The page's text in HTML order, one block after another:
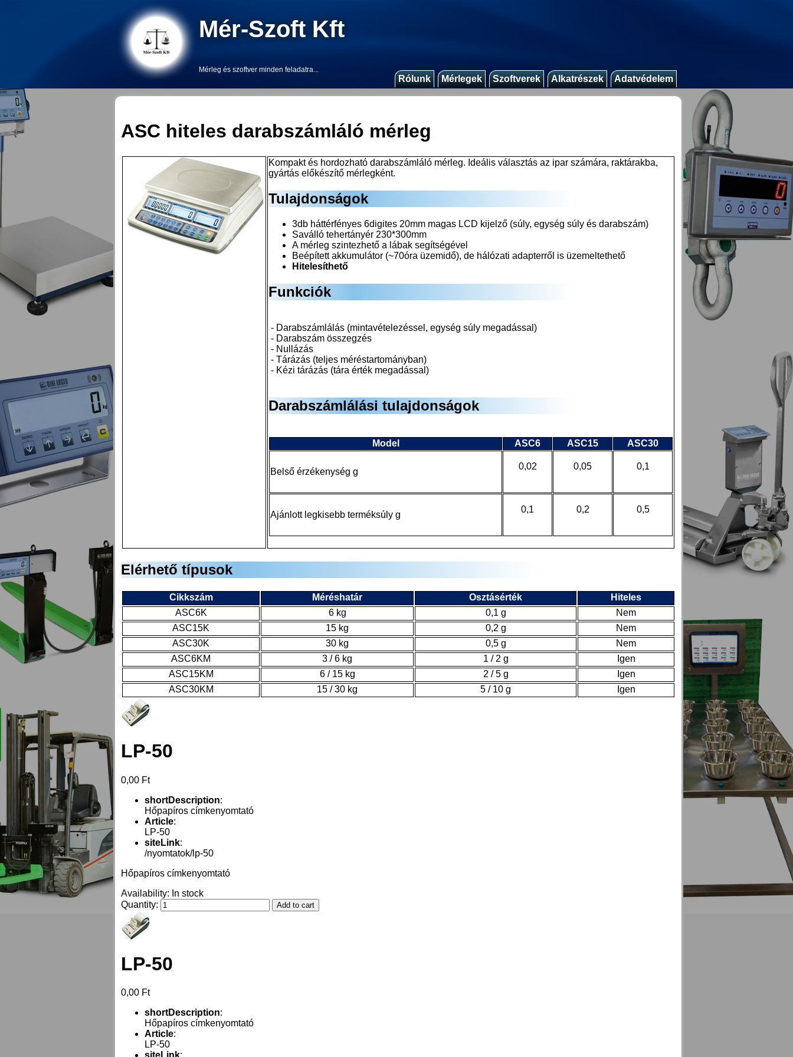
Mér-Szoft Kft
Mérleg és szoftver minden feladatra...
Rólunk Mérlegek Szoftverek Alkatrészek Adatvédelem
ASC hiteles darabszámláló mérleg
Kompakt és hordozható darabszámláló mérleg. Ideális választás az ipar számára, raktárakba,
gyártás előkészítő mérlegként.
Tulajdonságok
3db háttérfényes 6digites 20mm magas LCD kijelző (súly, egység súly és darabszám)
Saválló tehertányér 230*300mm
A mérleg szintezhető a lábak segítségével
Beépített akkumulátor (~70óra üzemidő), de hálózati adapterről is üzemeltethető
Hitelesíthető
Funkciók
- Darabszámlálás (mintavételezéssel, egység súly megadással)
- Darabszám összegzés
- Nullázás
- Tárázás (teljes méréstartományban)
- Kézi tárázás (tára érték megadással)
Darabszámlálási tulajdonságok
Model ASC6 ASC15 ASC30
Belső érzékenység g
0,02 0,05 0,1
Ajánlott legkisebb terméksúly g
0,1 0,2 0,5
Elérhető típusok
Cikkszám Méréshatár Osztásérték
Hiteles
ASC6K
6 kg 0,1 g
Nem
ASC15K
15 kg 0,2 g
Nem
ASC30K
30 kg 0,5 g
Nem
ASC6KM
3 / 6 kg 1 / 2 g
Igen
ASC15KM
6 / 15 kg 2 / 5 g
Igen
ASC30KM
15 / 30 kg 5 / 10 g Igen
LP-50
0,00 Ft
shortDescription:
Hőpapíros címkenyomtató
Article:
LP-50
siteLink:
/nyomtatok/lp-50
Hőpapíros címkenyomtató
Availability: In stock
Quantity:
LP-50
0,00 Ft
shortDescription:
Hőpapíros címkenyomtató
Article:
LP-50